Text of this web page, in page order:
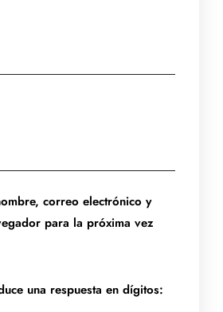
correo electrónico y
para la próxima vez
una respuesta en dígitos: